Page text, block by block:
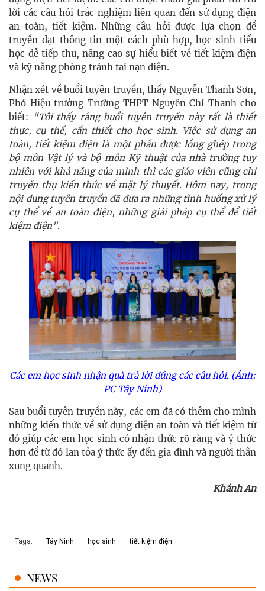
lời các câu hỏi trắc nghiệm liên quan đến sử dụng điện
an toàn, tiết kiệm. Những câu hỏi được lựa chọn để
truyền đạt thông tin một cách phù hợp, học sinh tiểu
học dễ tiếp thu, nâng cao sự hiểu biết về tiết kiệm điện
và kỹ năng phòng tránh tai nạn điện.
Nhận xét về buổi tuyên truyền, thầy Nguyễn Thanh Sơn,
Phó Hiệu trưởng Trường THPT Nguyễn Chí Thanh cho
biết: “Tôi thấy rằng buổi tuyên truyền này rất là thiết
thực, cụ thể, cần thiết cho học sinh. Việc sử dụng an
toàn, tiết kiệm điện là một phần được lồng ghép trong
bộ môn Vật lý và bộ môn Kỹ thuật của nhà trường tuy
nhiên với khả năng của mình thì các giáo viên cũng chỉ
truyền thụ kiến thức về mặt lý thuyết. Hôm nay, trong
nội dung tuyên truyền đã đưa ra những tình huống xử lý
cụ thể về an toàn điện, những giải pháp cụ thể để tiết
kiệm điện".
Các em học sinh nhận quà trả lời đúng các câu hỏi. (Ảnh:
PC Tây Ninh)
Sau buổi tuyên truyền này, các em đã có thêm cho mình
những kiến thức về sử dụng điện an toàn và tiết kiệm từ
đó giúp các em học sinh có nhận thức rõ ràng và ý thức
hơn để từ đó lan tỏa ý thức ấy đến gia đình và người thân
xung quanh.
Khánh An
Tags: Tây Ninh học sinh tiết kiệm điện
NEWS